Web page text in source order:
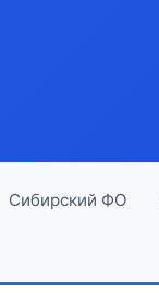
Сибирский ФО